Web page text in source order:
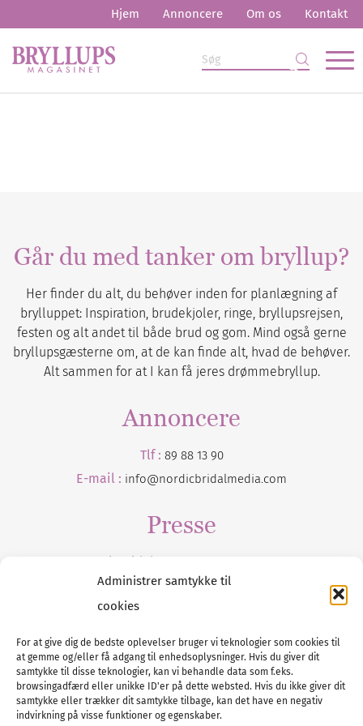
Administrer samtykke til
cookies
For at give dig de bedste oplevelser bruger vi teknologier som cookies til
at gemme og/eller få adgang til enhedsoplysninger. Hvis du giver dit
samtykke til disse teknologier, kan vi behandle data som f.eks.
browsingadfærd eller unikke ID'er på dette websted. Hvis du ikke giver dit
samtykke eller trækker dit samtykke tilbage, kan det have en negativ
indvirkning på visse funktioner og egenskaber.
Hjem Annoncere Om os Kontakt
Går du med tanker om bryllup?
Her finder du alt, du behøver inden for planlægning af
brylluppet: Inspiration, brudekjoler, ringe, bryllupsrejsen,
festen og alt andet til både brud og gom. Mind også gerne
bryllupsgæsterne om, at de kan finde alt, hvad de behøver.
Alt sammen for at I kan få jeres drømmebryllup.
Annoncere
Tlf : 89 88 13 90
E-mail : info@nordicbridalmedia.com
Presse
Tilmeld dig vores
Tel :89 88 13 90
E-post:info@nordicbridalmedia.com
Nordic Bridal Media